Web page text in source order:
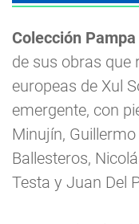
Colección Pampa
de sus obras que
europeas de Xul
emergente, con
Minujín,
Ballesteros,
Testa y Juan Del